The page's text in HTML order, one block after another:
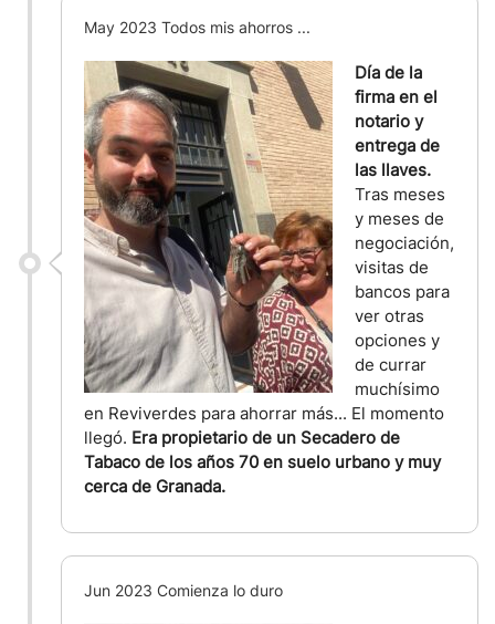
May 2023 Todos mis ahorros ...
Día de la
firma en el
notario y
entrega de
las llaves.
Tras meses
y meses de
negociación,
visitas de
bancos para
ver otras
opciones y
de currar
muchísimo
en Reviverdes para ahorrar más... El momento
llegó. Era propietario de un Secadero de
Tabaco de los años 70 en suelo urbano y muy
cerca de Granada.
Jun 2023 Comienza lo duro